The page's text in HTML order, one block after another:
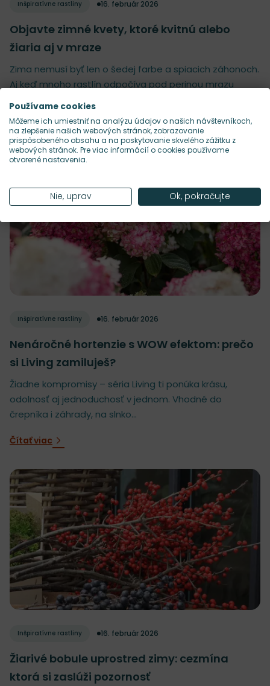
Inšpiratívne rastliny 16. február 2026
Objavte zimné kvety, ktoré kvitnú alebo
žiaria aj v mraze
Zima nemusí byť len o šedej farbe a spiacich záhonoch.
Aj keď mnoho rastlín odpočíva pod perinou mrazu
alebo snehu, ...
Čítať viac
Inšpiratívne rastliny 16. február 2026
Nenáročné hortenzie s WOW efektom: prečo
si Living zamiluješ?
Žiadne kompromisy – séria Living ti ponúka krásu,
odolnosť aj jednoduchosť v jednom. Vhodné do
črepníka i záhrady, na slnko...
Čítať viac
Inšpiratívne rastliny 16. február 2026
Žiarivé bobule uprostred zimy: cezmína
ktorá si zaslúži pozornosť
Používame cookies
Môžeme ich umiestniť na analýzu údajov o našich návštevníkoch,
na zlepšenie našich webových stránok, zobrazovanie
prispôsobeného obsahu a na poskytovanie skvelého zážitku z
webových stránok. Pre viac informácií o cookies používame
otvorené nastavenia.
Nie, uprav Ok, pokračujte